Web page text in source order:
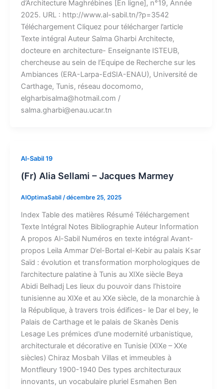
d’Architecture Maghrébines [En ligne], n°19, Année
2025. URL : http://www.al-sabil.tn/?p=3542
Téléchargement​ Cliquez pour télécharger l’article​
Texte intégral​ Auteur​ Salma Gharbi Architecte,
docteure en architecture- Enseignante ISTEUB,
chercheuse au sein de l’Equipe de Recherche sur les
Ambiances (ERA-Larpa-EdSIA-ENAU), Université de
Carthage, Tunis, réseau docomomo,
elgharbisalma@hotmail.com /
salma.gharbi@enau.ucar.tn
Al-Sabil 19
(Fr) Alia Sellami – Jacques Marmey
AlOptimaSabil /décembre 25, 2025
Index​ Table des matières Résumé Téléchargement
Texte Intégral Notes Bibliographie Auteur​ Information
A propos Al-Sabil​ Numéros en texte intégral​ Avant-
propos Leila Ammar D’el-Bortal el-Kebir au palais Ksar
Saïd : évolution et transformation morphologiques de
l’architecture palatine à Tunis au XIXe siècle Beya
Abidi Belhadj Les lieux du pouvoir dans l’histoire
tunisienne au XIXe et au XXe siècle, de la monarchie à
la République, à travers trois édifices- le Dar el bey, le
Palais de Carthage et le palais de Skanès Denis
Lesage Les prémices d’une modernité urbanistique,
architecturale et décorative en Tunisie (XIXe – XXe
siècles) Chiraz Mosbah Villas et immeubles à
Montfleury 1900-1940 Des types architecturaux
innovants, un vocabulaire pluriel Esmahen Ben